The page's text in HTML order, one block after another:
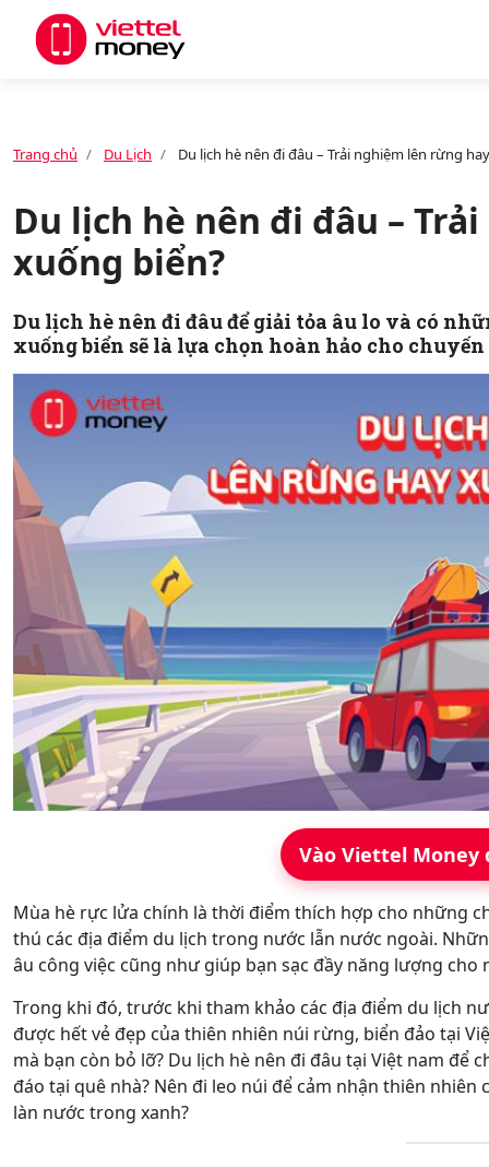
Dịch vụ
Tin tức
Khuyến mãi
Hỗ trợ
Trang chủ Du Lịch Du lịch hè nên đi đâu – Trải nghiệm lên rừng
Du lịch hè nên đi đâu –
xuống biển?
Du lịch hè nên đi đâu để giải tỏa âu lo và có
xuống biển sẽ là lựa chọn hoàn hảo cho
Vào Viettel Money
Mùa hè rực lửa chính là thời điểm thích hợp cho những
thú các địa điểm du lịch trong nước lẫn nước ngoài.
âu công việc cũng như giúp bạn sạc đầy năng lượng
Trong khi đó, trước khi tham khảo các địa điểm du lịch
được hết vẻ đẹp của thiên nhiên núi rừng, biển đảo tại
mà bạn còn bỏ lỡ? Du lịch hè nên đi đâu tại Việt nam
đáo tại quê nhà? Nên đi leo núi để cảm nhận thiên
làn nước trong xanh?